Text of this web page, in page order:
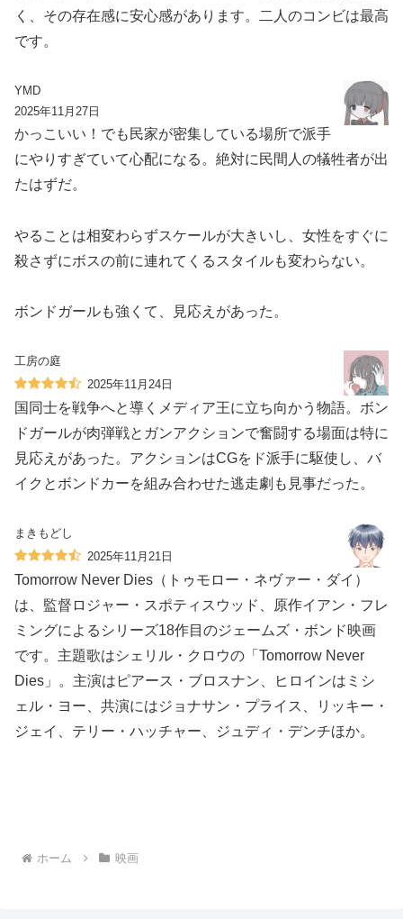
く、その存在感に安心感があります。二人のコンビは最高
です。
YMD
2025年11月27日
かっこいい！でも民家が密集している場所で派手
にやりすぎていて心配になる。絶対に民間人の犠牲者が出
たはずだ。
やることは相変わらずスケールが大きいし、女性をすぐに
殺さずにボスの前に連れてくるスタイルも変わらない。
ボンドガールも強くて、見応えがあった。
工房の庭
2025年11月24日
国同士を戦争へと導くメディア王に立ち向かう物語。ボン
ドガールが肉弾戦とガンアクションで奮闘する場面は特に
見応えがあった。アクションはCGをド派手に駆使し、バ
イクとボンドカーを組み合わせた逃走劇も見事だった。
まきもどし
2025年11月21日
Tomorrow Never Dies（トゥモロー・ネヴァー・ダイ）
は、監督ロジャー・スポティスウッド、原作イアン・フレ
ミングによるシリーズ18作目のジェームズ・ボンド映画
です。主題歌はシェリル・クロウの「Tomorrow Never
Dies」。主演はピアース・ブロスナン、ヒロインはミシ
ェル・ヨー、共演にはジョナサン・プライス、リッキー・
ジェイ、テリー・ハッチャー、ジュディ・デンチほか。
ホーム 映画